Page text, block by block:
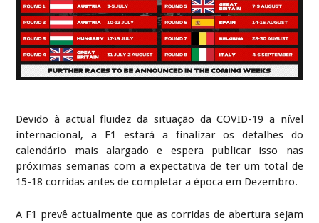
Devido à actual fluidez da situação da COVID-19 a nível
internacional, a F1 estará a finalizar os detalhes do
calendário mais alargado e espera publicar isso nas
próximas semanas com a expectativa de ter um total de
15-18 corridas antes de completar a época em Dezembro.
A F1 prevê actualmente que as corridas de abertura sejam